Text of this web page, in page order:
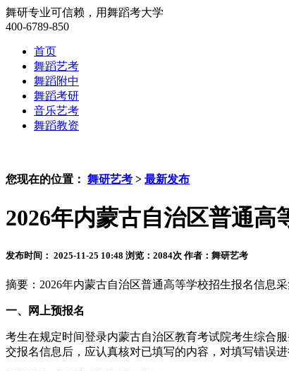
舞研专业可信赖，用舞蹈考大学
400-6789-850
首页
舞蹈艺考
舞蹈附中
舞蹈考研
音乐艺考
舞蹈教资
您现在的位置： 舞研艺考 > 最新发布
2026年内蒙古自治区普通
发布时间： 2025-11-25 10:48 浏览： 2084次 作者：舞研艺考
摘要：2026年内蒙古自治区普通高等学校招生报名信息
一、网上预报名
考生在规定时间登录内蒙古自治区教育考试院考生综合服
交报名信息后，应认真核对已填写的内容，对填写错误